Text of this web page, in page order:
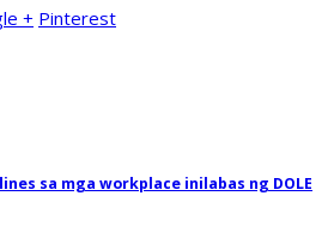
+ Pinterest
sa mga workplace inilabas ng DOLE